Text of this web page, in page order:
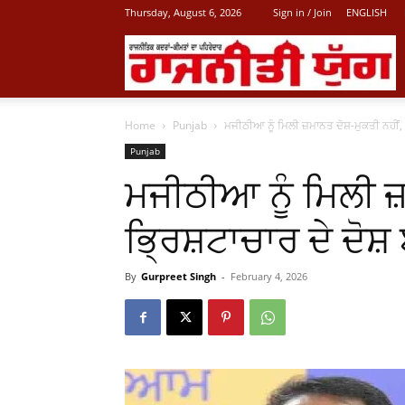
Thursday, August 6, 2026 Sign in / Join ENGLISH
Home Punjab ਮਜੀਠੀਆ ਨੂੰ ਮਿਲੀ ਜ਼ਮਾਨਤ ਦੋਸ਼-ਮੁਕਤੀ
Punjab
ਮਜੀਠੀਆ ਨੂੰ ਮਿਲੀ
ਭ੍ਰਿਸ਼ਟਾਚਾਰ ਦੇ
By Gurpreet Singh - February 4, 2026